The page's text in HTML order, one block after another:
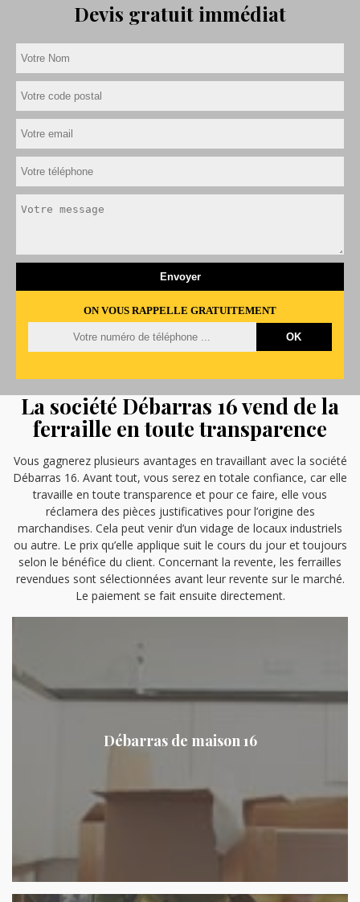
Devis gratuit immédiat
ON VOUS RAPPELLE GRATUITEMENT
La société Débarras 16 vend de la
ferraille en toute transparence
Vous gagnerez plusieurs avantages en travaillant avec la société
Débarras 16. Avant tout, vous serez en totale confiance, car elle
travaille en toute transparence et pour ce faire, elle vous
réclamera des pièces justificatives pour l’origine des
marchandises. Cela peut venir d’un vidage de locaux industriels
ou autre. Le prix qu’elle applique suit le cours du jour et toujours
selon le bénéfice du client. Concernant la revente, les ferrailles
revendues sont sélectionnées avant leur revente sur le marché.
Le paiement se fait ensuite directement.
Débarras de maison 16